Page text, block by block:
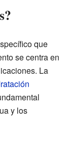
que
se centra en
La
y los